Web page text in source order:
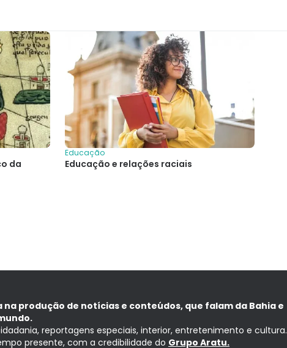
da
Educação
Educação e relações raciais
produção de notícias e conteúdos, que falam da Bahia e
reportagens especiais, interior, entretenimento e cultura.
presente, com a credibilidade do Grupo Aratu.